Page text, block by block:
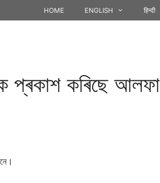
HOME ENGLISH हिन्दी
প্ৰকাশ কৰিছে আলফা